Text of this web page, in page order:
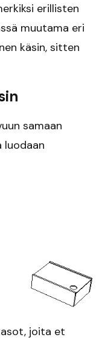
erillisten
muutama eri
käsin, sitten
samaan
luodaan
joita et